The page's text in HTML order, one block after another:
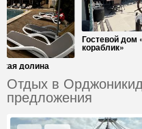
Гостевой дом
кораблик»
долина
Отдых в
предложения